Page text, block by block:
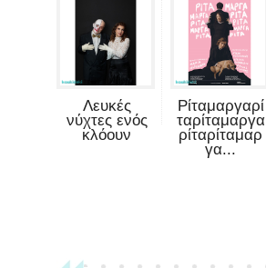
Λευκές
νύχτες ενός
κλόουν
Ρίταμαργαρί
ταρίταμαργα
ρίταρίταμαρ
γα...